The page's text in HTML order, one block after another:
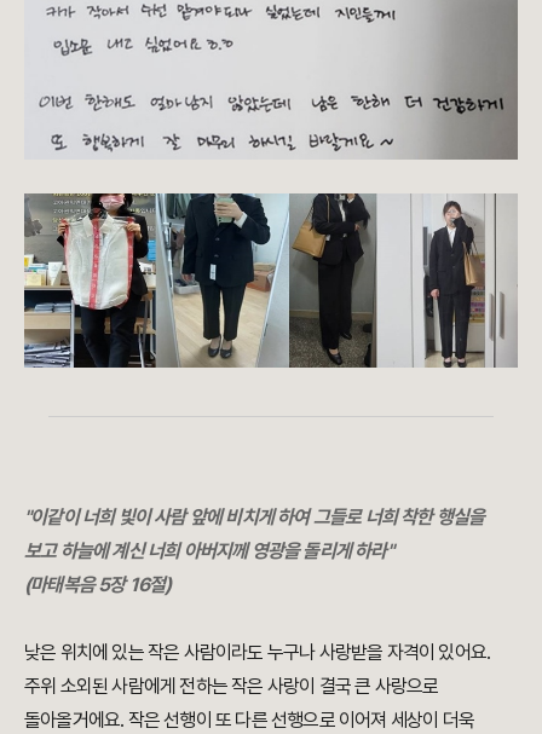
"이같이 너희 빛이 사람 앞에 비치게 하여 그들로 너희 착한 행실을
보고 하늘에 계신 너희 아버지께 영광을 돌리게 하라"
(마태복음 5장 16절)
낮은 위치에 있는 작은 사람이라도 누구나 사랑받을 자격이 있어요.
주위 소외된 사람에게 전하는 작은 사랑이 결국 큰 사랑으로
돌아올거에요. 작은 선행이 또 다른 선행으로 이어져 세상이 더욱